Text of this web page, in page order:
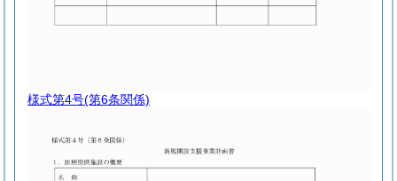
様式第4号(第6条関係)